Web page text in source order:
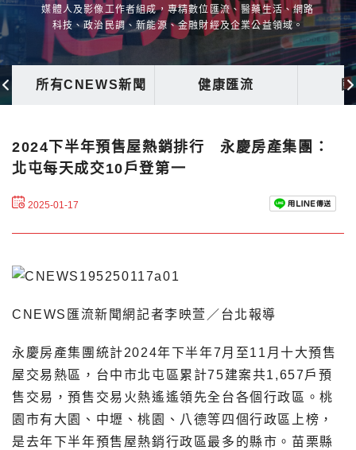
媒體人及影像工作者組成，專精數位匯流、醫藥生活、網路
科技、政治民調、新能源、金融財經及企業公益領域。
所有CNEWS新聞 健康匯流
2024下半年預售屋熱銷排行 永慶房產集團：
北屯每天成交10戶登第一
2025-01-17
CNEWS匯流新聞網記者李映萱／台北報導
永慶房產集團統計2024年下半年7月至11月十大預售
屋交易熱區，台中市北屯區累計75建案共1,657戶預
售交易，預售交易火熱遙遙領先全台各個行政區。桃
園市有大園、中壢、桃園、八德等四個行政區上榜，
是去年下半年預售屋熱銷行政區最多的縣市。苗栗縣